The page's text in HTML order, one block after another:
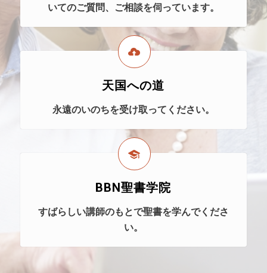
いてのご質問、ご相談を伺っています。
天国への道
永遠のいのちを受け取ってください。
BBN聖書学院
すばらしい講師のもとで聖書を学んでくださ
い。